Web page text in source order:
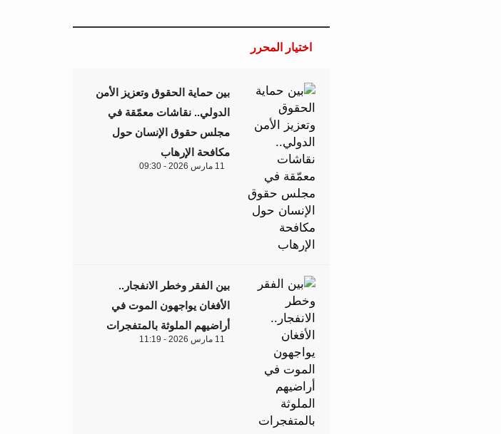
اختيار المحرر
بين حماية الحقوق وتعزيز الأمن
الدولي.. نقاشات معمّقة في
مجلس حقوق الإنسان حول
مكافحة الإرهاب
11 مارس 2026 - 09:30
بين الفقر وخطر الانفجار..
الأفغان يواجهون الموت في
أراضيهم الملوثة بالمتفجرات
11 مارس 2026 - 11:19